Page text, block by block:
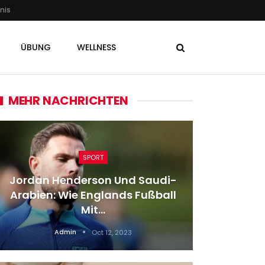
ÜBUNG WELLNESS
MEHR NACHRICHTEN
SPORT
Jordan Henderson Und Saudi-
Arabien: Wie Englands Fußball
Mit…
Admin Oct 12, 2023